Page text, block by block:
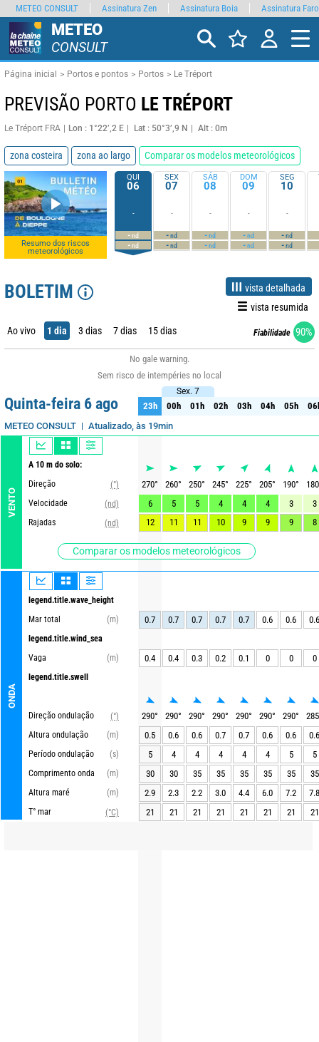
METEO
CONSULT
Página inicial Portos e pontos Portos Le Tréport
PREVISÃO PORTO LE TRÉPORT
Le Tréport FRA Lon : 1°22’,2 E Lat : 50°3’,9 N Alt : 0m
zona costeira zona ao largo Comparar os modelos meteorológicos
Resumo dos riscos
meteorológicos
QUI
06
-
-nd
-nd
SEX
07
-
-nd
-nd
SÁB
08
-
-nd
-nd
DOM
09
-
-nd
-nd
SEG
10
-
-nd
-nd
BOLETIM
vista detalhada
vista resumida
Ao vivo 1 dia 3 dias 7 dias 15 dias Fiabilidade 90%
No gale warning.
Sem risco de intempéries no local
Quinta-feira 6 ago
METEO CONSULT Atualizado, às 19min
VENTO
A 10 m do solo:
Direção
(°)
Velocidade
(nd)
Rajadas
(nd)
Comparar os modelos meteorológicos
ONDA
legend.title.wave_height
Mar total
(m)
legend.title.wind_sea
Vaga
(m)
legend.title.swell
Direção ondulação
(°)
Altura ondulação
(m)
Período ondulação
(s)
Comprimento onda
(m)
Altura maré
(m)
T° mar
(°C)
Sex. 7
23h 00h 01h 02h 03h 04h 05h
Sex. 7
23h 00h 01h 02h 03h 04h 05h
270° 260° 250° 245° 225° 205° 190°
180
6
5 5 4 4 4 3
3
12
11 11 10 9 9 9 8
0.7 0.7 0.7 0.7 0.7 0.6 0.6 0.6
0.4 0.4 0.3 0.2 0.1 0 0 0
290° 290° 290° 290° 290° 290° 290°
285
0.5
0.6 0.6 0.7 0.7 0.6 0.6
0.6
5
4 4 4 4 4 5
5
30
30 35 35 35 35 35
35
2.9
2.3 2.2 3.0 4.4 6.0 7.2
7.8
21
21 21 21 21 21 21 21
METEO CONSULT Assinatura Zen Assinatura Boia Assinatura